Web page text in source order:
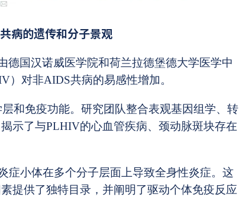
病的遗传和分子景观
德国汉诺威医学院和荷兰拉德堡德大学医学中
对非AIDS共病的易感性增加。
和免疫功能。研究团队整合表观基因组学、转
示了与PLHIV的心血管疾病、颈动脉斑块存在
症小体在多个分子层面上导致全身性炎症。这
提供了独特目录，并阐明了驱动个体免疫反应